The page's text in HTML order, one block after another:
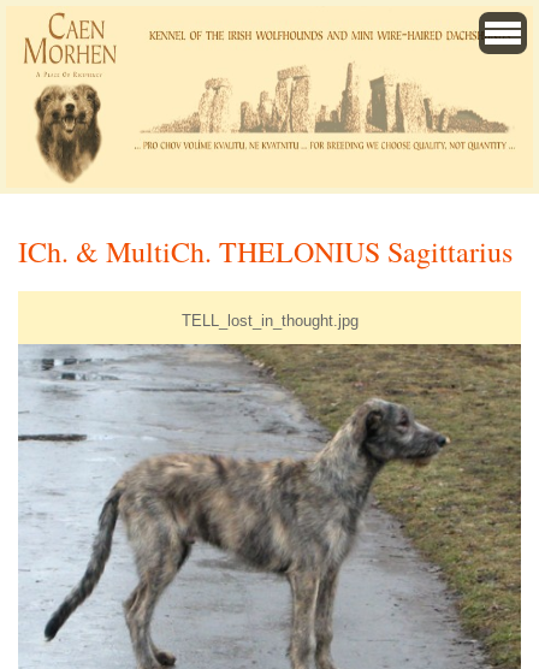
ICh. & MultiCh. THELONIUS Sagittarius
TELL_lost_in_thought.jpg